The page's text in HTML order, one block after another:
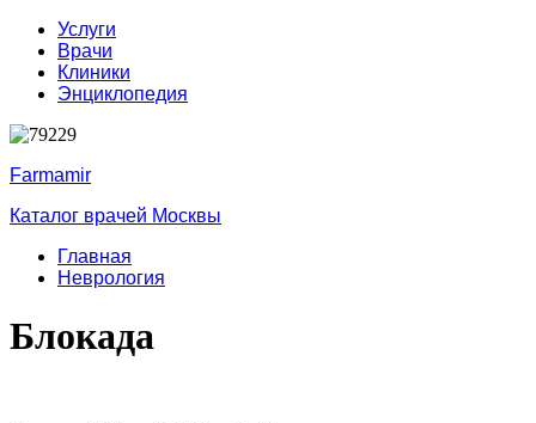
Услуги
Врачи
Клиники
Энциклопедия
Farmamir
Каталог врачей Москвы
Главная
Неврология
Блокада